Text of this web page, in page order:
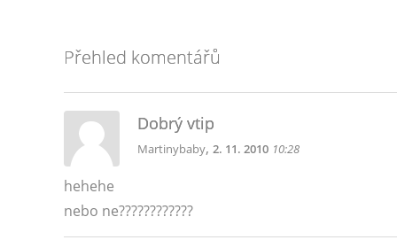
Přehled komentářů
Dobrý vtip
Martinybaby, 2. 11. 2010 10:28
hehehe
nebo ne????????????